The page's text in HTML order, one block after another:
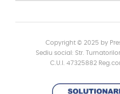
Copyright © 2025 by
Sediu social: Str.
C.U.I. 47325882